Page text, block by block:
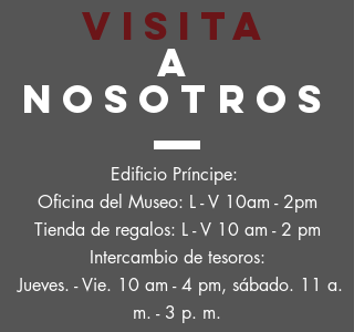
VISITA
A
NOSOTROS
Edificio Príncipe:
Oficina del Museo: L - V 10am - 2pm
Tienda de regalos: L - V 10 am - 2 pm
Intercambio de tesoros:
Jueves. - Vie. 10 am - 4 pm, sábado. 11 a.
m. - 3 p. m.